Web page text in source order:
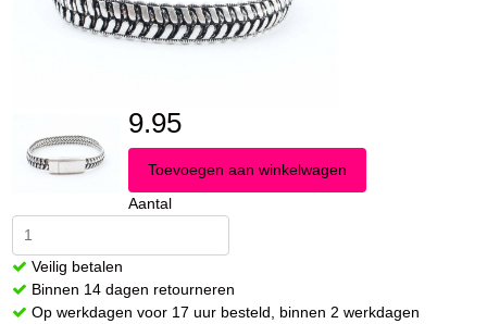
9.95
Aantal
Veilig betalen
Binnen 14 dagen retourneren
Op werkdagen voor 17 uur besteld, binnen 2 werkdagen